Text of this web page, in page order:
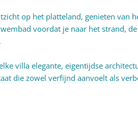
op het platteland, genieten van
voordat je naar het strand,
villa elegante, eigentijdse
die zowel verfijnd aanvoelt als